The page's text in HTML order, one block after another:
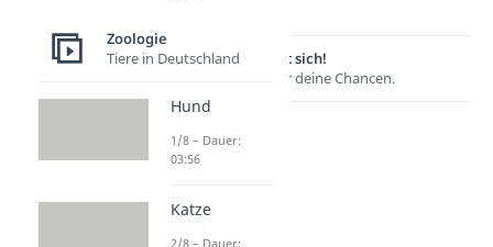
Lernen lohnt sich!
Entdecke hier deine Chancen.
Zoologie
Tiere in Deutschland
Hund
1/8 – Dauer:
03:56
Katze
2/8 – Dauer: